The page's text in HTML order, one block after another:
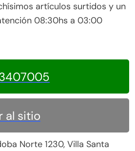
artículos surtidos y un
08:30hs a 03:00
al sitio
Norte 1230, Villa Santa